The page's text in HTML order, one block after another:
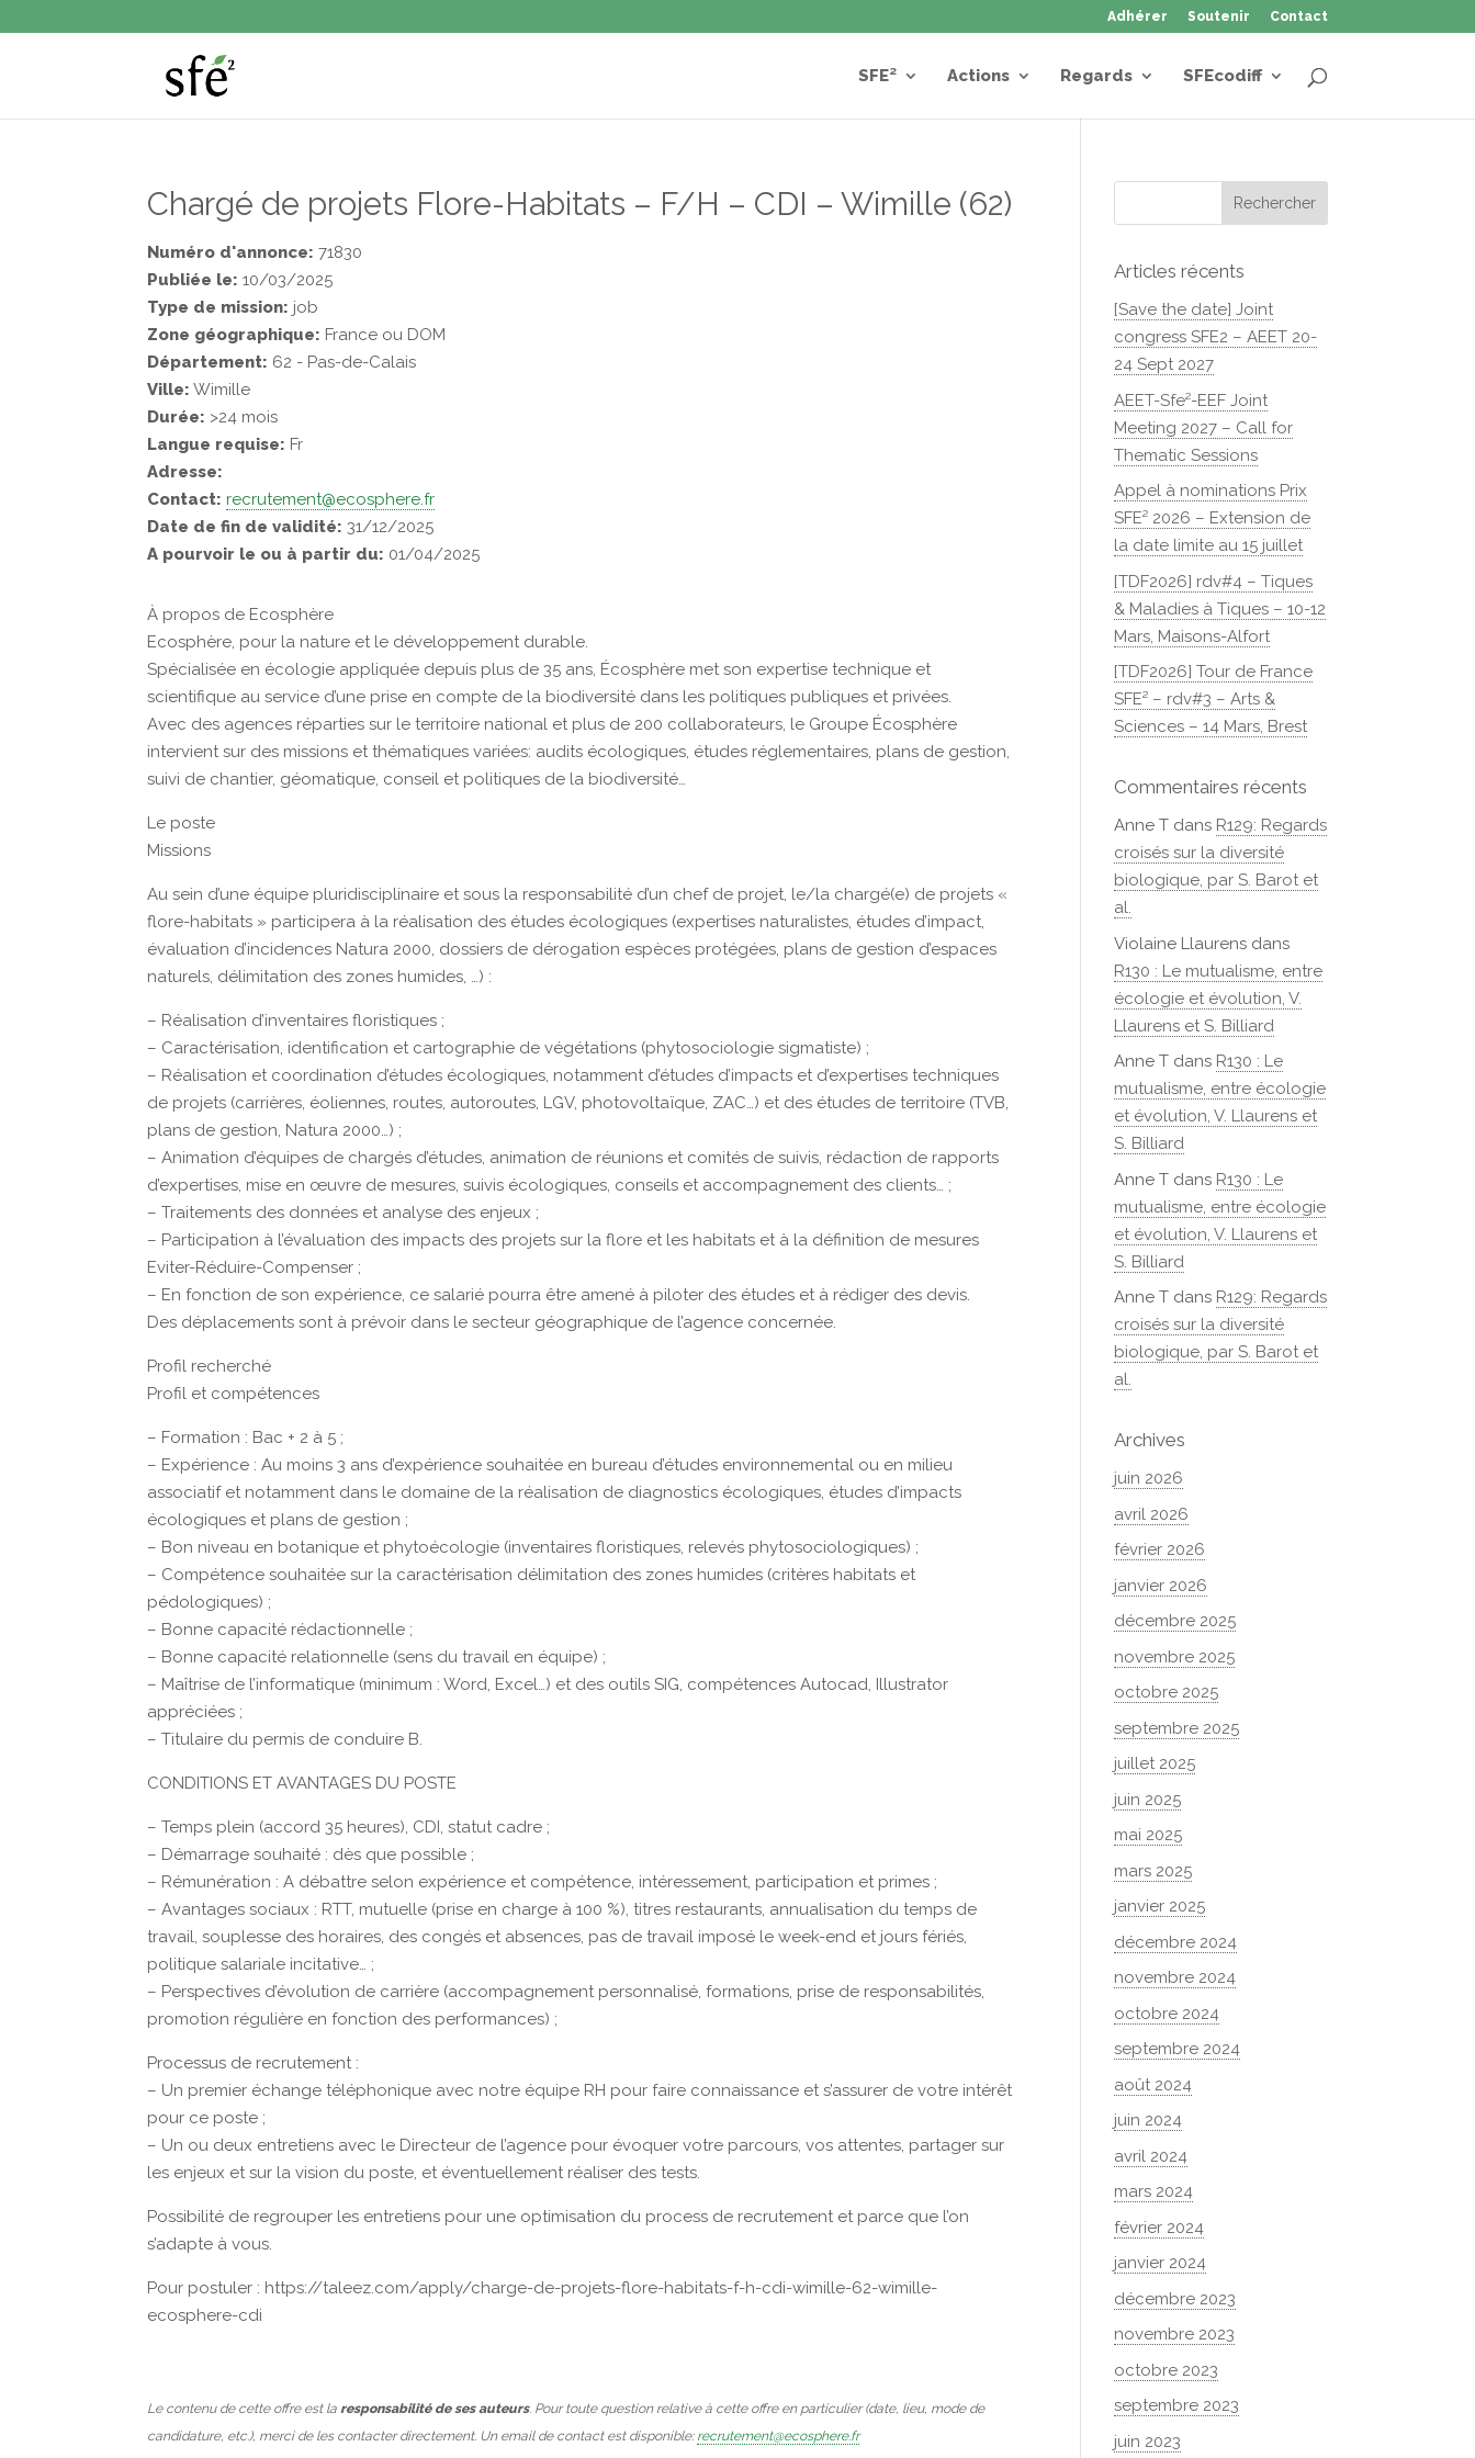
Adhérer Soutenir Contact
SFE² Actions Regards SFEcodiff
Chargé de projets Flore-Habitats – F/H – CDI – Wimille (62)
Numéro d'annonce: 71830
Publiée le: 10/03/2025
Type de mission: job
Zone géographique: France ou DOM
Département: 62 - Pas-de-Calais
Ville: Wimille
Durée: >24 mois
Langue requise: Fr
Adresse:
Contact: recrutement@ecosphere.fr
Date de fin de validité: 31/12/2025
A pourvoir le ou à partir du: 01/04/2025
À propos de Ecosphère
Ecosphère, pour la nature et le développement durable.
Spécialisée en écologie appliquée depuis plus de 35 ans, Écosphère met son expertise technique et
scientifique au service d’une prise en compte de la biodiversité dans les politiques publiques et privées.
Avec des agences réparties sur le territoire national et plus de 200 collaborateurs, le Groupe Écosphère
intervient sur des missions et thématiques variées: audits écologiques, études réglementaires, plans de gestion,
suivi de chantier, géomatique, conseil et politiques de la biodiversité…
Le poste
Missions
Au sein d’une équipe pluridisciplinaire et sous la responsabilité d’un chef de projet, le/la chargé(e) de projets «
flore-habitats » participera à la réalisation des études écologiques (expertises naturalistes, études d’impact,
évaluation d’incidences Natura 2000, dossiers de dérogation espèces protégées, plans de gestion d’espaces
naturels, délimitation des zones humides, …) :
– Réalisation d’inventaires floristiques ;
– Caractérisation, identification et cartographie de végétations (phytosociologie sigmatiste) ;
– Réalisation et coordination d’études écologiques, notamment d’études d’impacts et d’expertises techniques
de projets (carrières, éoliennes, routes, autoroutes, LGV, photovoltaïque, ZAC…) et des études de territoire (TVB,
plans de gestion, Natura 2000…) ;
– Animation d’équipes de chargés d’études, animation de réunions et comités de suivis, rédaction de rapports
d’expertises, mise en œuvre de mesures, suivis écologiques, conseils et accompagnement des clients… ;
– Traitements des données et analyse des enjeux ;
– Participation à l’évaluation des impacts des projets sur la flore et les habitats et à la définition de mesures
Eviter-Réduire-Compenser ;
– En fonction de son expérience, ce salarié pourra être amené à piloter des études et à rédiger des devis.
Des déplacements sont à prévoir dans le secteur géographique de l’agence concernée.
Profil recherché
Profil et compétences
– Formation : Bac + 2 à 5 ;
– Expérience : Au moins 3 ans d’expérience souhaitée en bureau d’études environnemental ou en milieu
associatif et notamment dans le domaine de la réalisation de diagnostics écologiques, études d’impacts
écologiques et plans de gestion ;
– Bon niveau en botanique et phytoécologie (inventaires floristiques, relevés phytosociologiques) ;
– Compétence souhaitée sur la caractérisation délimitation des zones humides (critères habitats et
pédologiques) ;
– Bonne capacité rédactionnelle ;
– Bonne capacité relationnelle (sens du travail en équipe) ;
– Maîtrise de l’informatique (minimum : Word, Excel…) et des outils SIG, compétences Autocad, Illustrator
appréciées ;
– Titulaire du permis de conduire B.
CONDITIONS ET AVANTAGES DU POSTE
– Temps plein (accord 35 heures), CDI, statut cadre ;
– Démarrage souhaité : dès que possible ;
– Rémunération : A débattre selon expérience et compétence, intéressement, participation et primes ;
– Avantages sociaux : RTT, mutuelle (prise en charge à 100 %), titres restaurants, annualisation du temps de
travail, souplesse des horaires, des congés et absences, pas de travail imposé le week-end et jours fériés,
politique salariale incitative… ;
– Perspectives d’évolution de carrière (accompagnement personnalisé, formations, prise de responsabilités,
promotion régulière en fonction des performances) ;
Processus de recrutement :
– Un premier échange téléphonique avec notre équipe RH pour faire connaissance et s’assurer de votre intérêt
pour ce poste ;
– Un ou deux entretiens avec le Directeur de l’agence pour évoquer votre parcours, vos attentes, partager sur
les enjeux et sur la vision du poste, et éventuellement réaliser des tests.
Possibilité de regrouper les entretiens pour une optimisation du process de recrutement et parce que l’on
s’adapte à vous.
Pour postuler : https://taleez.com/apply/charge-de-projets-flore-habitats-f-h-cdi-wimille-62-wimille-
ecosphere-cdi
Le contenu de cette offre est laresponsabilité de ses auteurs. Pour toute question relative à cette offre en particulier (date, lieu, mode de
candidature, etc.), merci de les contacter directement. Un email de contact est disponible: recrutement@ecosphere.fr
Articles récents
[Save the date] Joint
congress SFE2 – AEET 20-
24 Sept 2027
AEET-Sfe²-EEF Joint
Meeting 2027 – Call for
Thematic Sessions
Appel à nominations Prix
SFE² 2026 – Extension de
la date limite au 15 juillet
[TDF2026] rdv#4 – Tiques
& Maladies à Tiques – 10-12
Mars, Maisons-Alfort
[TDF2026] Tour de France
SFE² – rdv#3 – Arts &
Sciences – 14 Mars, Brest
Commentaires récents
Anne T dans R129: Regards
croisés sur la diversité
biologique, par S. Barot et
al.
Violaine Llaurens dans
R130 : Le mutualisme, entre
écologie et évolution, V.
Llaurens et S. Billiard
Anne T dans R130 : Le
mutualisme, entre écologie
et évolution, V. Llaurens et
S. Billiard
Anne T dans R130 : Le
mutualisme, entre écologie
et évolution, V. Llaurens et
S. Billiard
Anne T dans R129: Regards
croisés sur la diversité
biologique, par S. Barot et
al.
Archives
juin 2026
avril 2026
février 2026
janvier 2026
décembre 2025
novembre 2025
octobre 2025
septembre 2025
juillet 2025
juin 2025
mai 2025
mars 2025
janvier 2025
décembre 2024
novembre 2024
octobre 2024
septembre 2024
août 2024
juin 2024
avril 2024
mars 2024
février 2024
janvier 2024
décembre 2023
novembre 2023
octobre 2023
septembre 2023
juin 2023